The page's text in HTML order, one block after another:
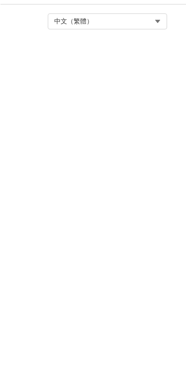
中文（繁體）